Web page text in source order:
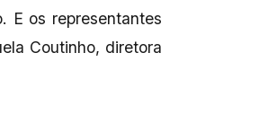
E os representantes
Coutinho, diretora